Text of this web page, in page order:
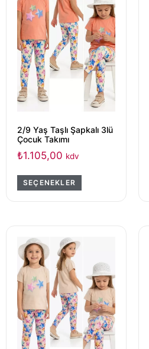
2/9 Yaş Taşlı Şapkalı 3lü
Çocuk Takımı
₺1.105,00 kdv
SEÇENEKLER